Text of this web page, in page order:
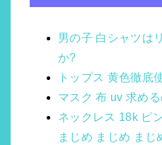
男の子 白シャツは
か?
トップス 黄色徹底
マスク 布 uv 求め
ネックレス 18k ピ
まじめ まじめ まじ